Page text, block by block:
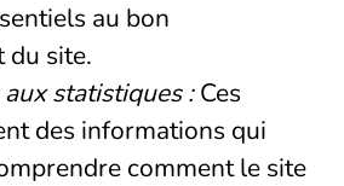
au bon
du site.
statistiques :Ces
des informations qui
comment le site